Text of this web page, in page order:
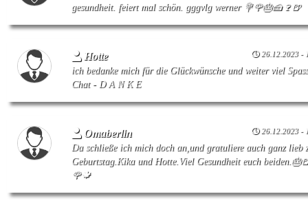
gesundheit. feiert mal schön. gggvlg werner 💐🌹🎂🍰🍷🍺
Hotte 26.12.2023 -
ich bedanke mich für die Glückwünsche und weiter viel
Chat - D A N K E
Omaberlin 26.12.2023 -
Da schließe ich mich doch an,und gratuliere auch ganz lieb
Geburtstag.Kika und Hotte.Viel Gesundheit euch
🌹🍁